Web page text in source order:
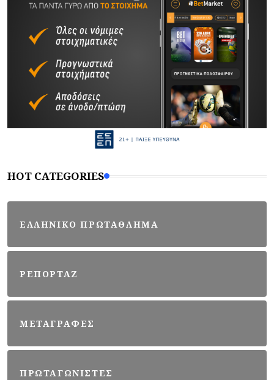
HOT CATEGORIES
ΕΛΛΗΝΙΚΟ ΠΡΩΤΑΘΛΗΜΑ
ΡΕΠΟΡΤΑΖ
ΜΕΤΑΓΡΑΦΕΣ
ΠΡΩΤΑΓΩΝΙΣΤΕΣ